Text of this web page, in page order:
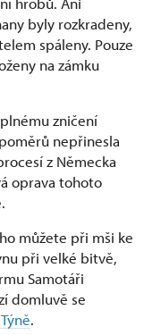
byly rozkradeny,
spáleny. Pouze
na zámku
zničení
nepřinesla
z Německa
oprava tohoto
můžete při mši ke
při velké bitvě,
Samotáři
domluvě se
.